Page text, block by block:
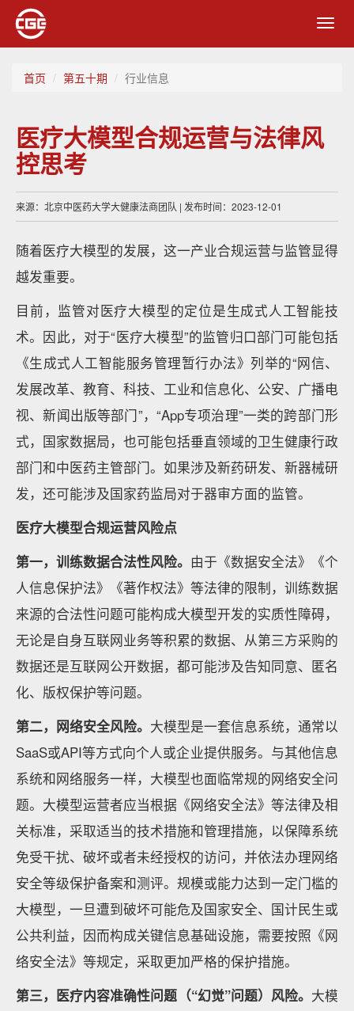
首页 第五十期 行业信息
医疗大模型合规运营与法律风
控思考
来源：北京中医药大学大健康法商团队 | 发布时间：2023-12-01
随着医疗大模型的发展，这一产业合规运营与监管显得
越发重要。
目前，监管对医疗大模型的定位是生成式人工智能技
术。因此，对于“医疗大模型”的监管归口部门可能包括
《生成式人工智能服务管理暂行办法》列举的“网信、
发展改革、教育、科技、工业和信息化、公安、广播电
视、新闻出版等部门”，“App专项治理”一类的跨部门形
式，国家数据局，也可能包括垂直领域的卫生健康行政
部门和中医药主管部门。如果涉及新药研发、新器械研
发，还可能涉及国家药监局对于器审方面的监管。
医疗大模型合规运营风险点
第一，训练数据合法性风险。 由于《数据安全法》《个
人信息保护法》《著作权法》等法律的限制，训练数据
来源的合法性问题可能构成大模型开发的实质性障碍，
无论是自身互联网业务等积累的数据、从第三方采购的
数据还是互联网公开数据，都可能涉及告知同意、匿名
化、版权保护等问题。
第二，网络安全风险。 大模型是一套信息系统，通常以
SaaS或API等方式向个人或企业提供服务。与其他信息
系统和网络服务一样，大模型也面临常规的网络安全问
题。大模型运营者应当根据《网络安全法》等法律及相
关标准，采取适当的技术措施和管理措施，以保障系统
免受干扰、破坏或者未经授权的访问，并依法办理网络
安全等级保护备案和测评。规模或能力达到一定门槛的
大模型，一旦遭到破坏可能危及国家安全、国计民生或
公共利益，因而构成关键信息基础设施，需要按照《网
络安全法》等规定，采取更加严格的保护措施。
第三，医疗内容准确性问题（“幻觉”问题）风险。 大模